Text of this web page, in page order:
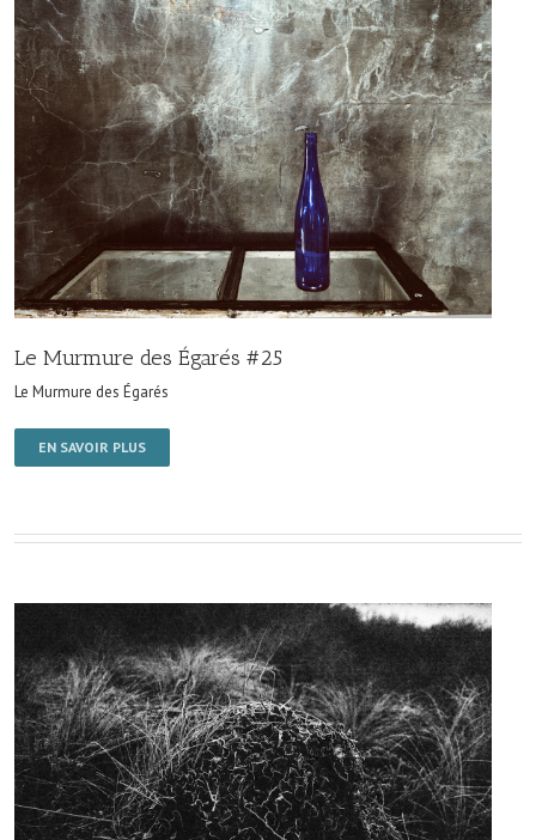
Le Murmure des Égarés #25
Le Murmure des Égarés
EN SAVOIR PLUS